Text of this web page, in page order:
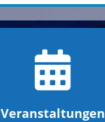
Veranstaltungen